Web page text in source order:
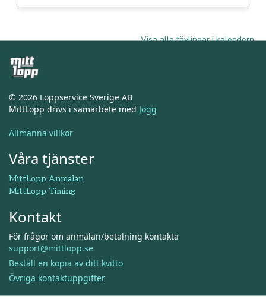
Visa alla tävlingar i kalendern
© 2026 Loppservice Sverige AB
MittLopp drivs i samarbete med Jogg
Allmänna villkor
Våra tjänster
MittLopp Anmälan
MittLopp Timing
Kontakt
För frågor om anmälan/betalning kontakta
support@mittlopp.se
Beställ en kopia av ditt kvitto
Övriga kontaktuppgifter